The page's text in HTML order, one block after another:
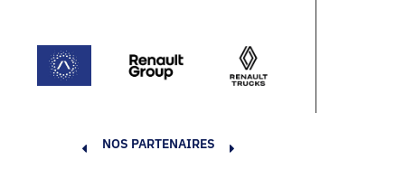
NOS PARTENAIRES